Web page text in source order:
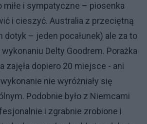
miłe i sympatyczne – piosenka
i cieszyć. Australia z przeciętną
dotyk – jeden pocałunek) ale za to
Delty Goodrem. Porażka
zajęła dopiero 20 miejsce - ani
nie wyróżniały się
Podobnie było z Niemcami
i zgrabnie zrobione i